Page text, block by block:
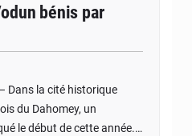
bénis par
Dans la cité historique
du Dahomey, un
le début de cette année.…